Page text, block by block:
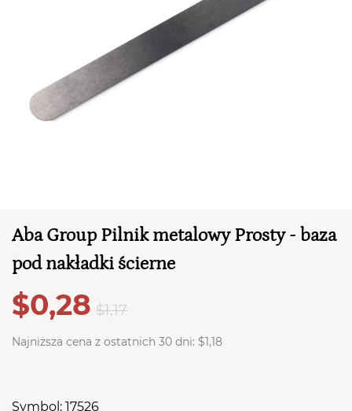
Suma koszyka (0)
Aba Group Pilnik metalowy Prosty - baza
pod nakładki ścierne
$0,28 $1,17
Najniższa cena z ostatnich 30 dni: $1,18
Symbol: 17526